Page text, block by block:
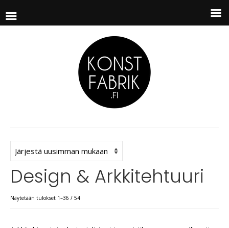
Design & Arkkitehtuuri
Näytetään tulokset 1–36 / 54